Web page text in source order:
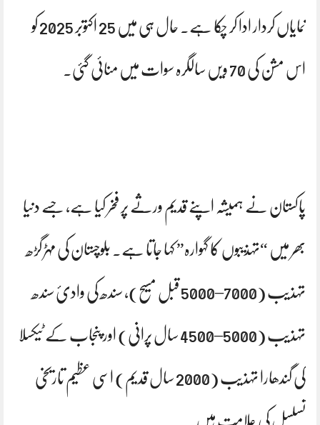
نمایاں کردار ادا کر چکا ہے۔ حال ہی میں 25 اکتوبر 2025 کو
اس مشن کی 70 ویں سالگرہ سوات میں منائی گئی۔
پاکستان نے ہمیشہ اپنے قدیم ورثے پر فخر کیا ہے، جسے دنیا
بھر میں “تہذیبوں کا گہوارہ” کہا جاتا ہے۔ بلوچستان کی مہڑ گڑھ
تہذیب (7000–5000 قبل مسیح)، سندھ کی وادیٔ سندھ
تہذیب (5000–4500 سال پرانی) اور پنجاب کے ٹیکسلا
کی گندھارا تہذیب (2000 سال قدیم) اسی عظیم تاریخی
تسلسل کی علامت ہیں۔